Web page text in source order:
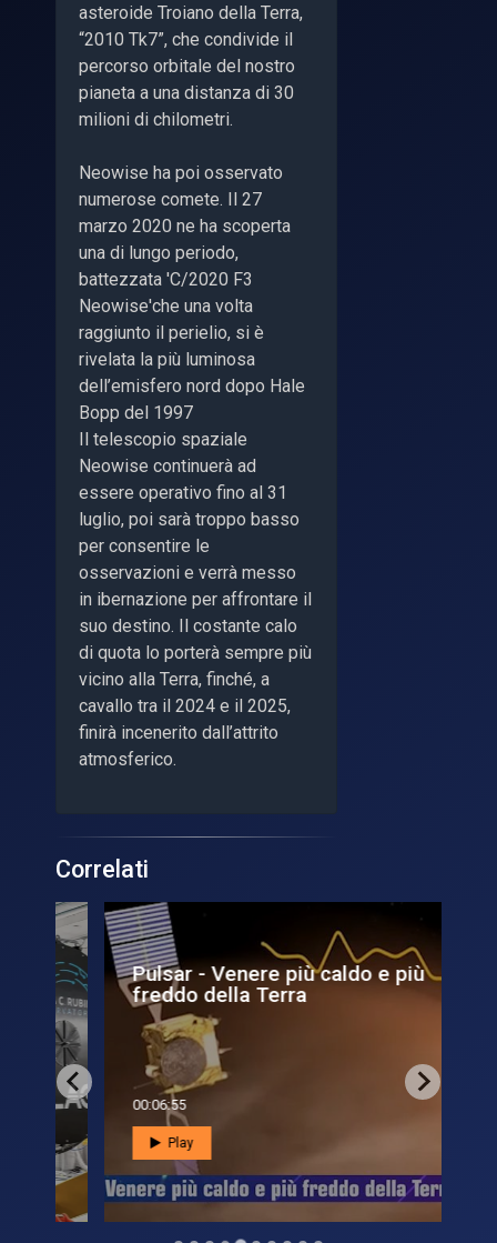
asteroide Troiano della Terra,
“2010 Tk7”, che condivide il
percorso orbitale del nostro
pianeta a una distanza di 30
milioni di chilometri.
Neowise ha poi osservato
numerose comete. Il 27
marzo 2020 ne ha scoperta
una di lungo periodo,
battezzata 'C/2020 F3
Neowise'che una volta
raggiunto il perielio, si è
rivelata la più luminosa
dell’emisfero nord dopo Hale
Bopp del 1997
Il telescopio spaziale
Neowise continuerà ad
essere operativo fino al 31
luglio, poi sarà troppo basso
per consentire le
osservazioni e verrà messo
in ibernazione per affrontare il
suo destino. Il costante calo
di quota lo porterà sempre più
vicino alla Terra, finché, a
cavallo tra il 2024 e il 2025,
finirà incenerito dall’attrito
atmosferico.
Correlati
Pulsar - Venere più caldo e più
freddo della Terra
00:06:55
Play